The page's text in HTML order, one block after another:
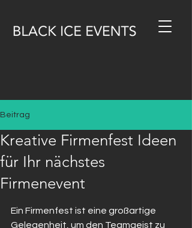
Beitrag
Kreative Firmenfest Ideen
für Ihr nächstes
Firmenevent
Ein Firmenfest ist eine großartige
Gelegenheit, um den Teamgeist zu